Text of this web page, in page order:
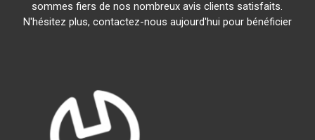
sommes fiers de nos nombreux avis clients satisfaits.
N'hésitez plus, contactez-nous aujourd'hui pour bénéficier